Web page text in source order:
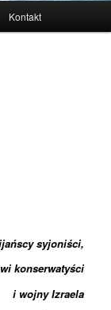
Kontakt
syjoniści,
konserwatyści
i wojny Izraela